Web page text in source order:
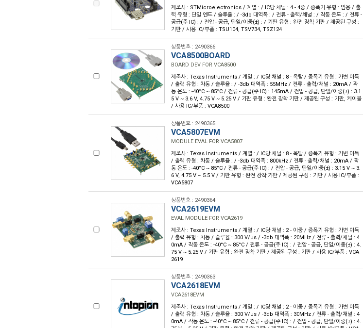
제조사 : STMicroelectronics / 계열 : / IC당 채널 : 4 - 4중 / 증폭기 유형 : 범용 / 출
력 유형 : 단일 엔드 / 슬루율 : / -3db 대역폭 : / 전류 - 출력/채널 : / 작동 온도 : / 전류 -
공급(주 IC) : / 전압 - 공급, 단일/이중(±) : / 기판 유형 : 완전 장착 기판 / 제공된 구성 :
기판 / 사용 IC/부품 : TSU104, TSV734, TSZ124
상품번호 : 2490366
VCA8500BOARD
BOARD DEV FOR VCA8500
제조사 : Texas Instruments / 계열 : / IC당 채널 : 8 - 옥탈 / 증폭기 유형 : 가변 이득
/ 출력 유형 : 차동 / 슬루율 : / -3db 대역폭 : 55MHz / 전류 - 출력/채널 : 20mA / 작
동 온도 : -40°C ~ 85°C / 전류 - 공급(주 IC) : 145mA / 전압 - 공급, 단일/이중(±) : 3.1
5 V ~ 3.6 V, 4.75 V ~ 5.25 V / 기판 유형 : 완전 장착 기판 / 제공된 구성 : 기판, 케이블
/ 사용 IC/부품 : VCA8500
상품번호 : 2490365
VCA5807EVM
MODULE EVAL FOR VCA5807
제조사 : Texas Instruments / 계열 : / IC당 채널 : 8 - 옥탈 / 증폭기 유형 : 가변 이득
/ 출력 유형 : 차동 / 슬루율 : / -3db 대역폭 : 800kHz / 전류 - 출력/채널 : 20mA / 작
동 온도 : -40°C ~ 85°C / 전류 - 공급(주 IC) : / 전압 - 공급, 단일/이중(±) : 3.15 V ~ 3.
6 V, 4.75 V ~ 5.5 V / 기판 유형 : 완전 장착 기판 / 제공된 구성 : 기판 / 사용 IC/부품 :
VCA5807
상품번호 : 2490364
VCA2619EVM
EVAL MODULE FOR VCA2619
제조사 : Texas Instruments / 계열 : / IC당 채널 : 2 - 이중 / 증폭기 유형 : 가변 이득
/ 출력 유형 : 차동 / 슬루율 : 300 V/µs / -3db 대역폭 : 20MHz / 전류 - 출력/채널 : 4
0mA / 작동 온도 : -40°C ~ 85°C / 전류 - 공급(주 IC) : / 전압 - 공급, 단일/이중(±) : 4.
75 V ~ 5.25 V / 기판 유형 : 완전 장착 기판 / 제공된 구성 : 기판 / 사용 IC/부품 : VCA
2619
상품번호 : 2490363
VCA2618EVM
VCA2618EVM
제조사 : Texas Instruments / 계열 : / IC당 채널 : 2 - 이중 / 증폭기 유형 : 가변 이득
/ 출력 유형 : 차동 / 슬루율 : 300 V/µs / -3db 대역폭 : 30MHz / 전류 - 출력/채널 : 4
0mA / 작동 온도 : -40°C ~ 85°C / 전류 - 공급(주 IC) : / 전압 - 공급, 단일/이중(±) : 4.